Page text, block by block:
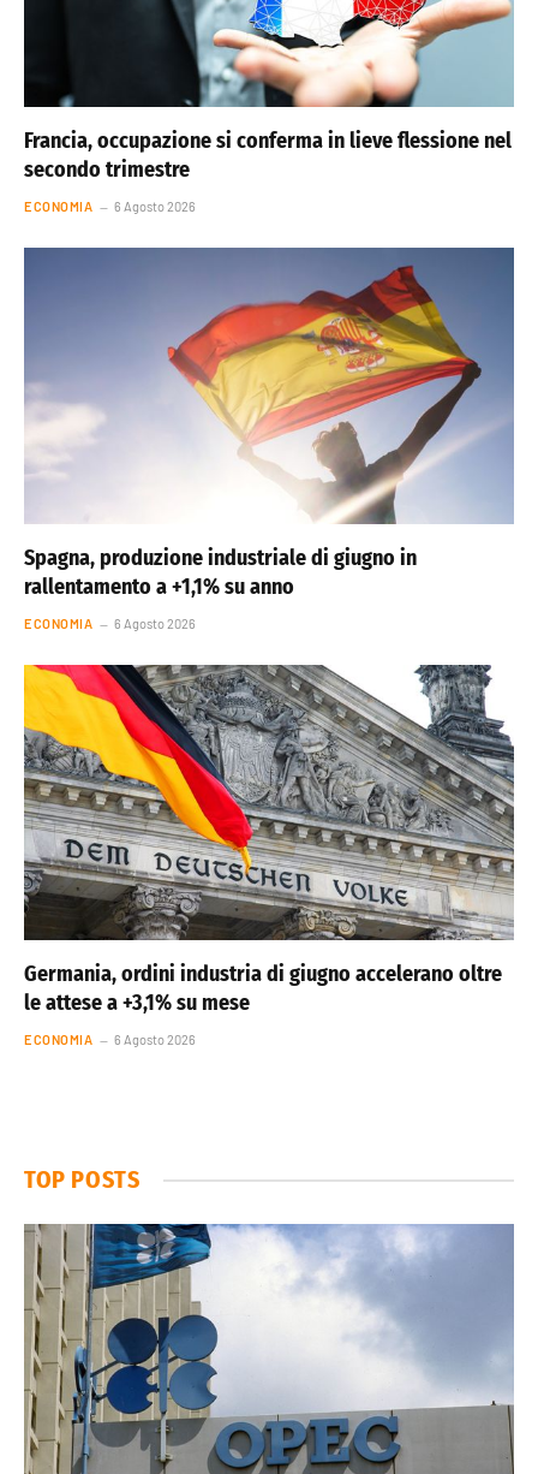
Francia, occupazione si conferma in lieve flessione nel
secondo trimestre
ECONOMIA 6 Agosto 2026
Spagna, produzione industriale di giugno in
rallentamento a +1,1% su anno
ECONOMIA 6 Agosto 2026
Germania, ordini industria di giugno accelerano oltre
le attese a +3,1% su mese
ECONOMIA 6 Agosto 2026
TOP POSTS